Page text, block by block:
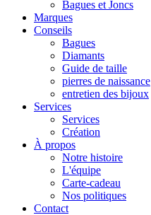
Bagues et Joncs
Marques
Conseils
Bagues
Diamants
Guide de taille
pierres de naissance
entretien des bijoux
Services
Services
Création
À propos
Notre histoire
L'équipe
Carte-cadeau
Nos politiques
Contact